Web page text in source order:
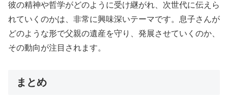
彼の精神や哲学がどのように受け継がれ、次世代に伝えら
れていくのかは、非常に興味深いテーマです。息子さんが
どのような形で父親の遺産を守り、発展させていくのか、
その動向が注目されます。
まとめ